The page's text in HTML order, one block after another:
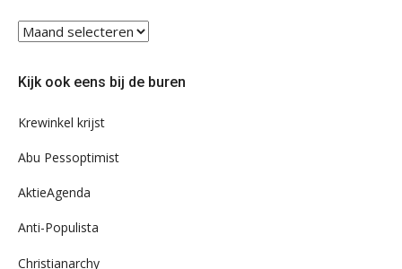
Blader
eens
ons
Kijk ook eens bij de buren
Krewinkel krijst
Abu Pessoptimist
AktieAgenda
Anti-Populista
Christianarchy